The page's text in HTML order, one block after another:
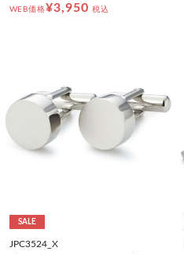
WEB価格¥3,950 税込
SALE
JPC3524_X